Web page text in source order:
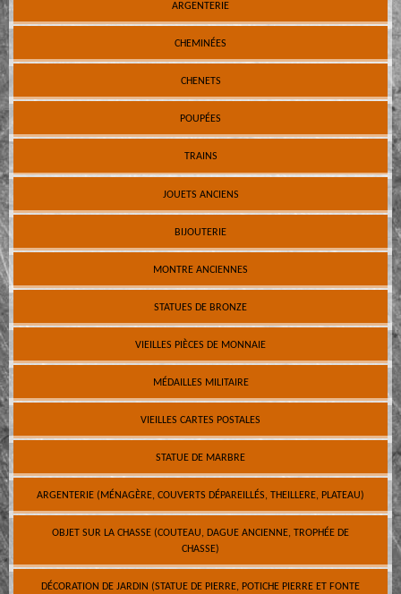
ARGENTERIE
CHEMINÉES
CHENETS
POUPÉES
TRAINS
JOUETS ANCIENS
BIJOUTERIE
MONTRE ANCIENNES
STATUES DE BRONZE
VIEILLES PIÈCES DE MONNAIE
MÉDAILLES MILITAIRE
VIEILLES CARTES POSTALES
STATUE DE MARBRE
ARGENTERIE (MÉNAGÈRE, COUVERTS DÉPAREILLÉS, THEILLERE, PLATEAU)
OBJET SUR LA CHASSE (COUTEAU, DAGUE ANCIENNE, TROPHÉE DE
CHASSE)
DÉCORATION DE JARDIN (STATUE DE PIERRE, POTICHE PIERRE ET FONTE